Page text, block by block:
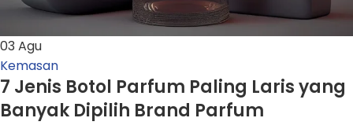
03 Agu
Kemasan
7 Jenis Botol Parfum Paling Laris yang
Banyak Dipilih Brand Parfum